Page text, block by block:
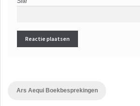
Ars Aequi Boekbesprekingen